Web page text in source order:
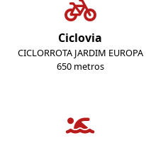
Ciclovia
CICLORROTA JARDIM EUROPA
650 metros